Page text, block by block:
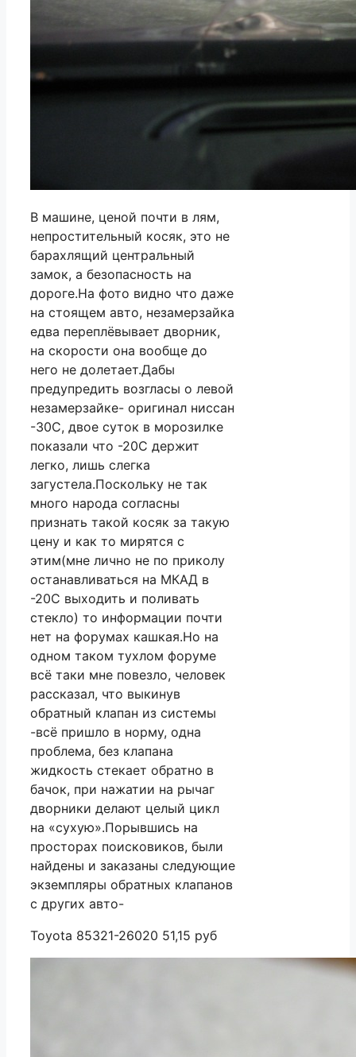
В машине, ценой почти в лям,
непростительный косяк, это не
барахлящий центральный
замок, а безопасность на
дороге.На фото видно что даже
на стоящем авто, незамерзайка
едва переплёвывает дворник,
на скорости она вообще до
него не долетает.Дабы
предупредить возгласы о левой
незамерзайке- оригинал ниссан
-30С, двое суток в морозилке
показали что -20С держит
легко, лишь слегка
загустела.Поскольку не так
много народа согласны
признать такой косяк за такую
цену и как то мирятся с
этим(мне лично не по приколу
останавливаться на МКАД в
-20С выходить и поливать
стекло) то информации почти
нет на форумах кашкая.Но на
одном таком тухлом форуме
всё таки мне повезло, человек
рассказал, что выкинув
обратный клапан из системы
-всё пришло в норму, одна
проблема, без клапана
жидкость стекает обратно в
бачок, при нажатии на рычаг
дворники делают целый цикл
на «сухую».Порывшись на
просторах поисковиков, были
найдены и заказаны следующие
экземпляры обратных клапанов
с других авто-
Toyota 85321-26020 51,15 руб